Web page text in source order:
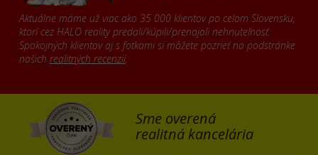
Aktuálne máme už viac ako 35 000 klientov po celom Slovensku,
ktorí cez HALO reality predali/kúpili/prenajali nehnuteľnosť.
Spokojných klientov aj s fotkami si môžete pozrieť na podstránke
našich realitných recenzií.
Sme overená
realitná kancelária